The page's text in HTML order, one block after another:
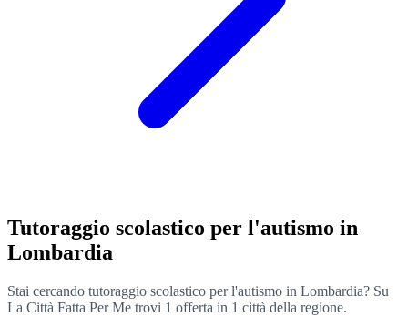
Tutoraggio scolastico per l'autismo in
Lombardia
Stai cercando tutoraggio scolastico per l'autismo in Lombardia? Su
La Città Fatta Per Me trovi 1 offerta in 1 città della regione.